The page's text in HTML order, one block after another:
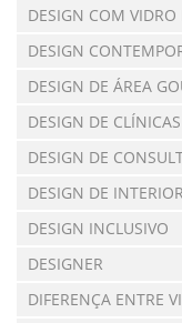
DESIGN COM VIDRO
DESIGN
DESIGN DE ÁREA
DESIGN DE
DESIGN DE
DESIGN DE
DESIGN INCLUSIVO
DESIGNER
DIFERENÇA ENTRE